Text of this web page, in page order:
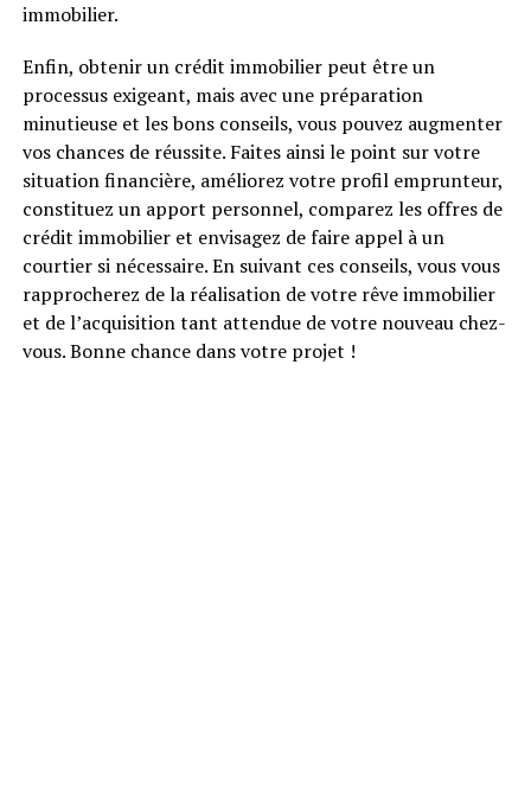
immobilier.
Enfin, obtenir un crédit immobilier peut être un
processus exigeant, mais avec une préparation
minutieuse et les bons conseils, vous pouvez augmenter
vos chances de réussite. Faites ainsi le point sur votre
situation financière, améliorez votre profil emprunteur,
constituez un apport personnel, comparez les offres de
crédit immobilier et envisagez de faire appel à un
courtier si nécessaire. En suivant ces conseils, vous vous
rapprocherez de la réalisation de votre rêve immobilier
et de l’acquisition tant attendue de votre nouveau chez-
vous. Bonne chance dans votre projet !